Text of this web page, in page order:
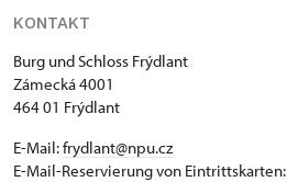
KONTAKT
Burg und Schloss Frýdlant
Zámecká 4001
464 01 Frýdlant
E-Mail:frydlant@npu.cz
E-Mail-Reservierung von Eintrittskarten: